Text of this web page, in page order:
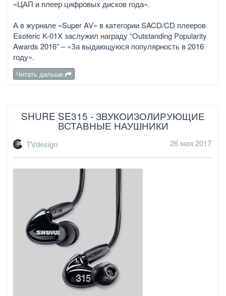
«ЦАП и плеер цифровых дисков года».
А в журнале «Super AV» в категории SACD/CD плееров
Esoteric K-01X заслужил награду “Outstanding Popularity
Awards 2016” – «За выдающуюся популярность в 2016
году».
Читать дальше
SHURE SE315 - ЗВУКОИЗОЛИРУЮЩИЕ
ВСТАВНЫЕ НАУШНИКИ
TVdesign 26 мая 2017